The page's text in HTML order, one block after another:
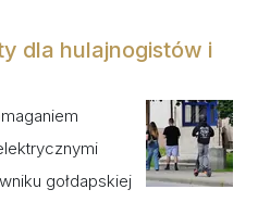
dla hulajnogistów i
gołdapskiej